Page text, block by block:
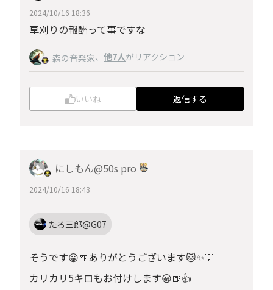
2024/10/16 18:36
草刈りの報酬って事ですな
森の音楽家、 他7人がリアクション
いいね 返信する
にしもん@50s pro
2024/10/16 18:43
たろ三郎@G07
そうです😀🍺ありがとうございます🐱✨💡
カリカリ5キロもお付けします😀🍺👍